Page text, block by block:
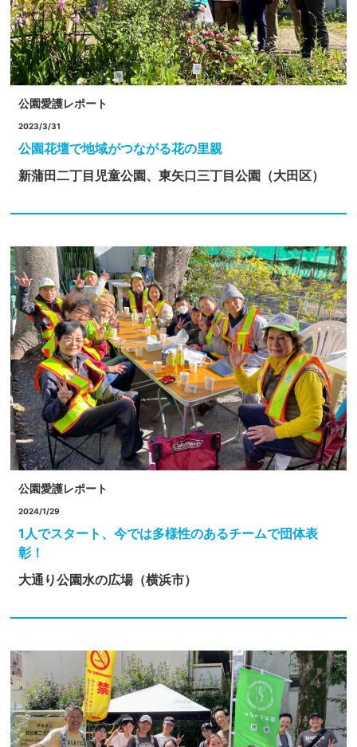
公園愛護レポート
2023/3/31
公園花壇で地域がつながる花の里親
新蒲田二丁目児童公園、東矢口三丁目公園（大田区）
公園愛護レポート
2024/1/29
1人でスタート、今では多様性のあるチームで団体表
彰！
大通り公園水の広場（横浜市）